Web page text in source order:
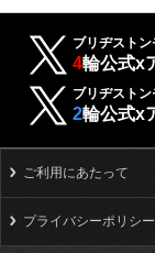
ブリヂスト
4輪公式x
ブリヂスト
2輪公式x
ご利用にあたって
プライバシーポリシー